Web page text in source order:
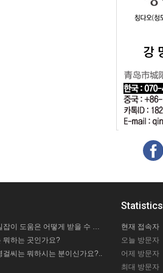
칭다오사랑투어 길잡이 도움은 어떻게 받을 수 있을까요?
뭐하는 곳인가요?
걸씨는 뭐하시는 분이신가요?..
Statistics
현재 접속자
오늘 방문자
어제 방문자
최대 방문자